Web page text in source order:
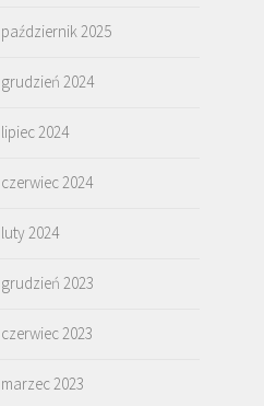
październik 2025
grudzień 2024
lipiec 2024
czerwiec 2024
luty 2024
grudzień 2023
czerwiec 2023
marzec 2023